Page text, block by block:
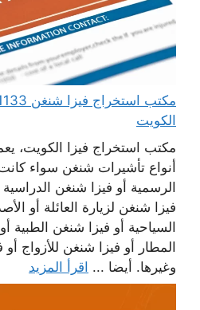
الكويت
مكتب استخراج فيزا الكويت،
أنواع تأشيرات شنغن سواء
الرسمية أو فيزا شنغن
فيزا شنغن لزيارة العائلة أو
السياحية أو فيزا شنغن الطبية
المطار أو فيزا شنغن للأزواج أو
وغيرها. أيضا ... اقرأ المزيد